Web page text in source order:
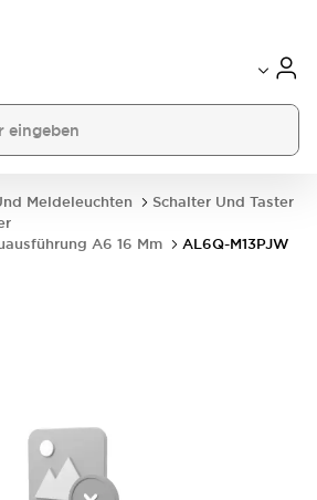
Meldeleuchten
Schalter Und Taster
A6 16 Mm
AL6Q-M13PJW